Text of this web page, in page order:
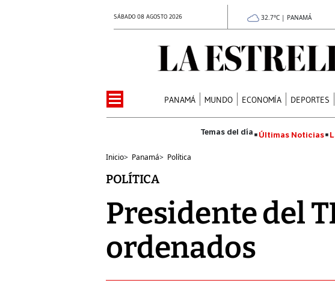
SÁBADO 08 AGOSTO 2026 32.7°C | PANAMÁ
PANAMÁ MUNDO ECONOMÍA DEPORTES
Últimas Noticias
Inicio> Panamá> Política
POLÍTICA
Presidente del
ordenados